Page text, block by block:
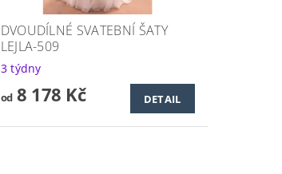
DVOUDÍLNÉ SVATEBNÍ ŠATY
LEJLA-509
3 týdny
od8 178 Kč DETAIL